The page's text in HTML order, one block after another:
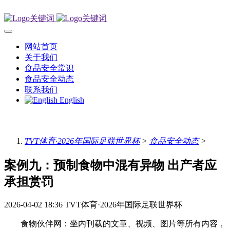
网站首页
关于我们
食品安全常识
食品安全动态
联系我们
English
TVT体育·2026年国际足联世界杯> 食品安全动态>
案例九：预制食物中混有异物 出产者应
承担赏罚
2026-04-02 18:36 TVT体育·2026年国际足联世界杯
食物伙伴网：坐内刊载的文章、视频、图片等所有内容，